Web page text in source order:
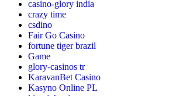
casino-glory india
crazy time
csdino
Fair Go Casino
fortune tiger brazil
Game
glory-casinos tr
KaravanBet Casino
Kasyno Online PL